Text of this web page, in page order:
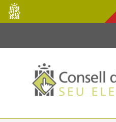
Salta al contingut principal
Consell
de
Mallorca